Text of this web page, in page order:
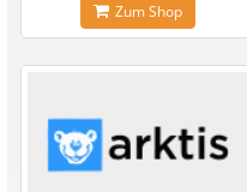
Zum Shop